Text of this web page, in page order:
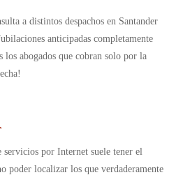
a distintos despachos en Santander
anticipadas completamente
los abogados que cobran solo por la
servicios por Internet suele tener el
poder localizar los que verdaderamente